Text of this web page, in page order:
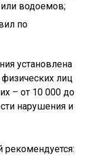
водоемов;
по
установлена
лиц
– от 10 000 до
нарушения и